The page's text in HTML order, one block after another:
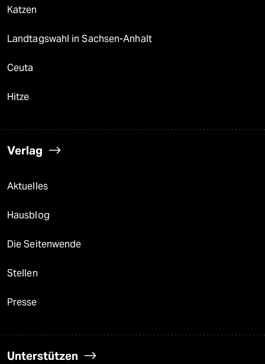
Katzen
Landtagswahl in Sachsen-Anhalt
Ceuta
Hitze
Verlag
Aktuelles
Hausblog
Die Seitenwende
Stellen
Presse
Unterstützen